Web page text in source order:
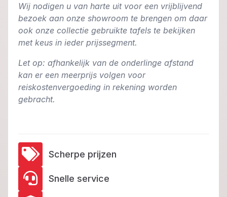
Wij nodigen u van harte uit voor een vrijblijvend
bezoek aan onze showroom te brengen om daar
ook onze collectie gebruikte tafels te bekijken
met keus in ieder prijssegment.
Let op: afhankelijk van de onderlinge afstand
kan er een meerprijs volgen voor
reiskostenvergoeding in rekening worden
gebracht.
Scherpe prijzen
Snelle service